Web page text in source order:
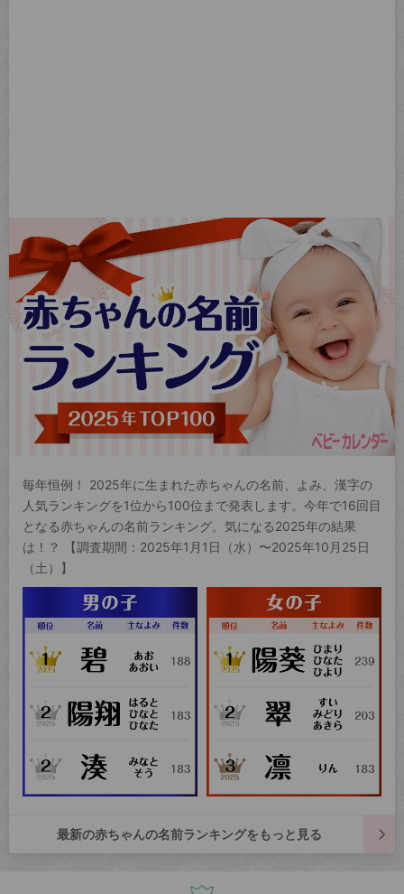
毎年恒例！ 2025年に生まれた赤ちゃんの名前、よみ、漢字の
人気ランキングを1位から100位まで発表します。今年で16回目
となる赤ちゃんの名前ランキング。気になる2025年の結果
は！？ 【調査期間：2025年1月1日（水）〜2025年10月25日
（土）】
最新の赤ちゃんの名前ランキングをもっと見る